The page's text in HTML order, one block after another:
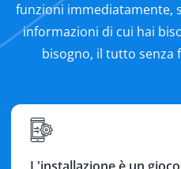
funzioni immediatamente,
informazioni di cui hai
bisogno, il tutto senza